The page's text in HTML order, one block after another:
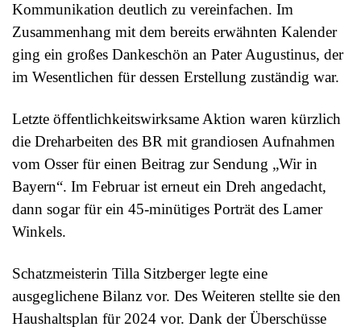
Kommunikation deutlich zu vereinfachen. Im
Zusammenhang mit dem bereits erwähnten Kalender
ging ein großes Dankeschön an Pater Augustinus, der
im Wesentlichen für dessen Erstellung zuständig war.
Letzte öffentlichkeitswirksame Aktion waren kürzlich
die Dreharbeiten des BR mit grandiosen Aufnahmen
vom Osser für einen Beitrag zur Sendung „Wir in
Bayern“. Im Februar ist erneut ein Dreh angedacht,
dann sogar für ein 45-minütiges Porträt des Lamer
Winkels.
Schatzmeisterin Tilla Sitzberger legte eine
ausgeglichene Bilanz vor. Des Weiteren stellte sie den
Haushaltsplan für 2024 vor. Dank der Überschüsse